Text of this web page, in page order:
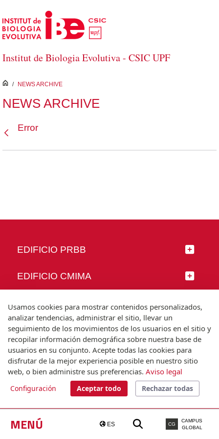
Saltar al contenido principal
Institut de Biologia Evolutiva - CSIC UPF
MENÚ ES CG
CAMPUS
GLOBAL
inici
/ NEWS ARCHIVE
NEWS ARCHIVE
Error
EDIFICIO PRBB
EDIFICIO CMIMA
SÍGUENOS
© Universitat Pompeu Fabra
Barcelona
T.(+34) 93 542 20 00
Usamos cookies para mostrar contenidos personalizados,
analizar tendencias, administrar el sitio, llevar un
seguimiento de los movimientos de los usuarios en el sitio y
recopilar información demográfica sobre nuestra base de
usuarios en su conjunto. Acepte todas las cookies para
disfrutar de la mejor experiencia posible en nuestro sitio
web, o bien administre sus preferencias. Aviso legal
Configuración Aceptar todo Rechazar todas